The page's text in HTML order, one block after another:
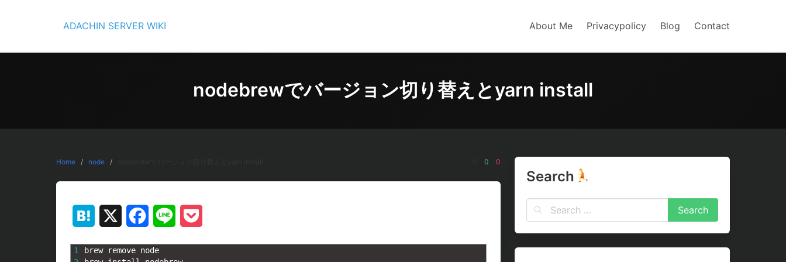
ADACHIN SERVER WIKI About Me Privacypolicy Blog Contact
nodebrewでバージョン切り替えとyarn install
Home node 0 0
Hatena Facebook
Line
1
brew remove node
Search